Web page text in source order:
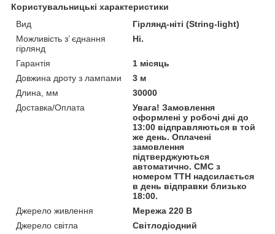
Користувальницькі характеристики
Вид
Гірлянд-ніті (String-light)
Можливість з’ єднання
гірлянд
Ні.
Гарантія
1 місяць
Довжина дроту з лампами
3 м
Длина, мм
30000
Доставка/Оплата
Увага! Замовлення
оформлені у робочі дні до
13:00 відправляються в той
же день. Оплачені
замовлення
підтверджуються
автоматично. СМС з
номером ТТН надсилається
в день відправки близько
18:00.
Джерело живлення
Мережа 220 В
Джерело світла
Світлодіодний